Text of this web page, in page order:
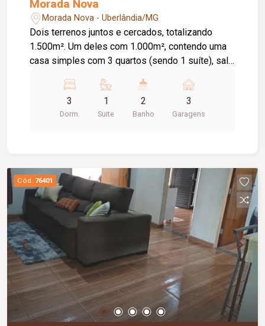
Morada Nova
Morada Nova - Uberlândia/MG
Dois terrenos juntos e cercados, totalizando
1.500m². Um deles com 1.000m², contendo uma
casa simples com 3 quartos (sendo 1 suíte), sala
e piscina. O outro terreno possui 500m², ideal
para ampliação ou uso independente. Espaço
amplo e versátil, pronto para diversas finalidades.
3
Dorm.
1
Suite
2
Banho
3
Garagens
Cód. 76401